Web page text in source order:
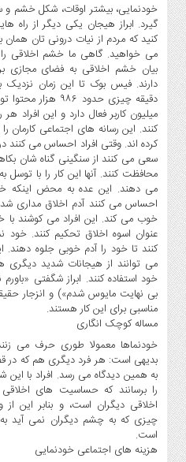
خودنمایی، بیشتر اوقات، شکل خشم و
گیرد. ابراز هیجان یکی دیگر از راه
کنید که مردم از نیات درونی تان همان
می خواهید. گاهی ما خشم اخلاقی را
بیان خشم اخلاقی به فضای مجازی
کنند. این رسانه های اجتماعی کارمان
کرده اند. وقتی افراد احساس می
سعی می کنند از سنگینی گناه شان
محافظت کنند. آنها این کار را با
می دهند. این عده به محض اینکه
احساس می کنند آدم اخلاق مداری
خوب می کند. این افراد می کوشند با
عنوان اسوه اخلاق تحکیم کنند. خود
کنند تا خود را آدم خوبی جلوه دهند.
می توانند از هیجانات شدید
خود استفاده کنند. ابراز شگفتی
بی نهایت مایوس شدم») و انزجار
مناسبی برای این کار هستند.
مساله کوچک انگاری
خودنماها معمولا طوری حرف می
بدیهی است: هر فرد دیگری هم که در
به همین دیدگاه می رسد. افراد با
را برسانند که حساسیت های
اخلاقی دیگران است، و بنابر این
چیزی که به چشم دیگران نمی آید به
است.
هزینه های اجتماعی خودنمایی